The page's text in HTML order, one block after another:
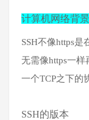
计算机网络背
SSH不像https
无需像https一样
一个TCP之下的
SSH的版本